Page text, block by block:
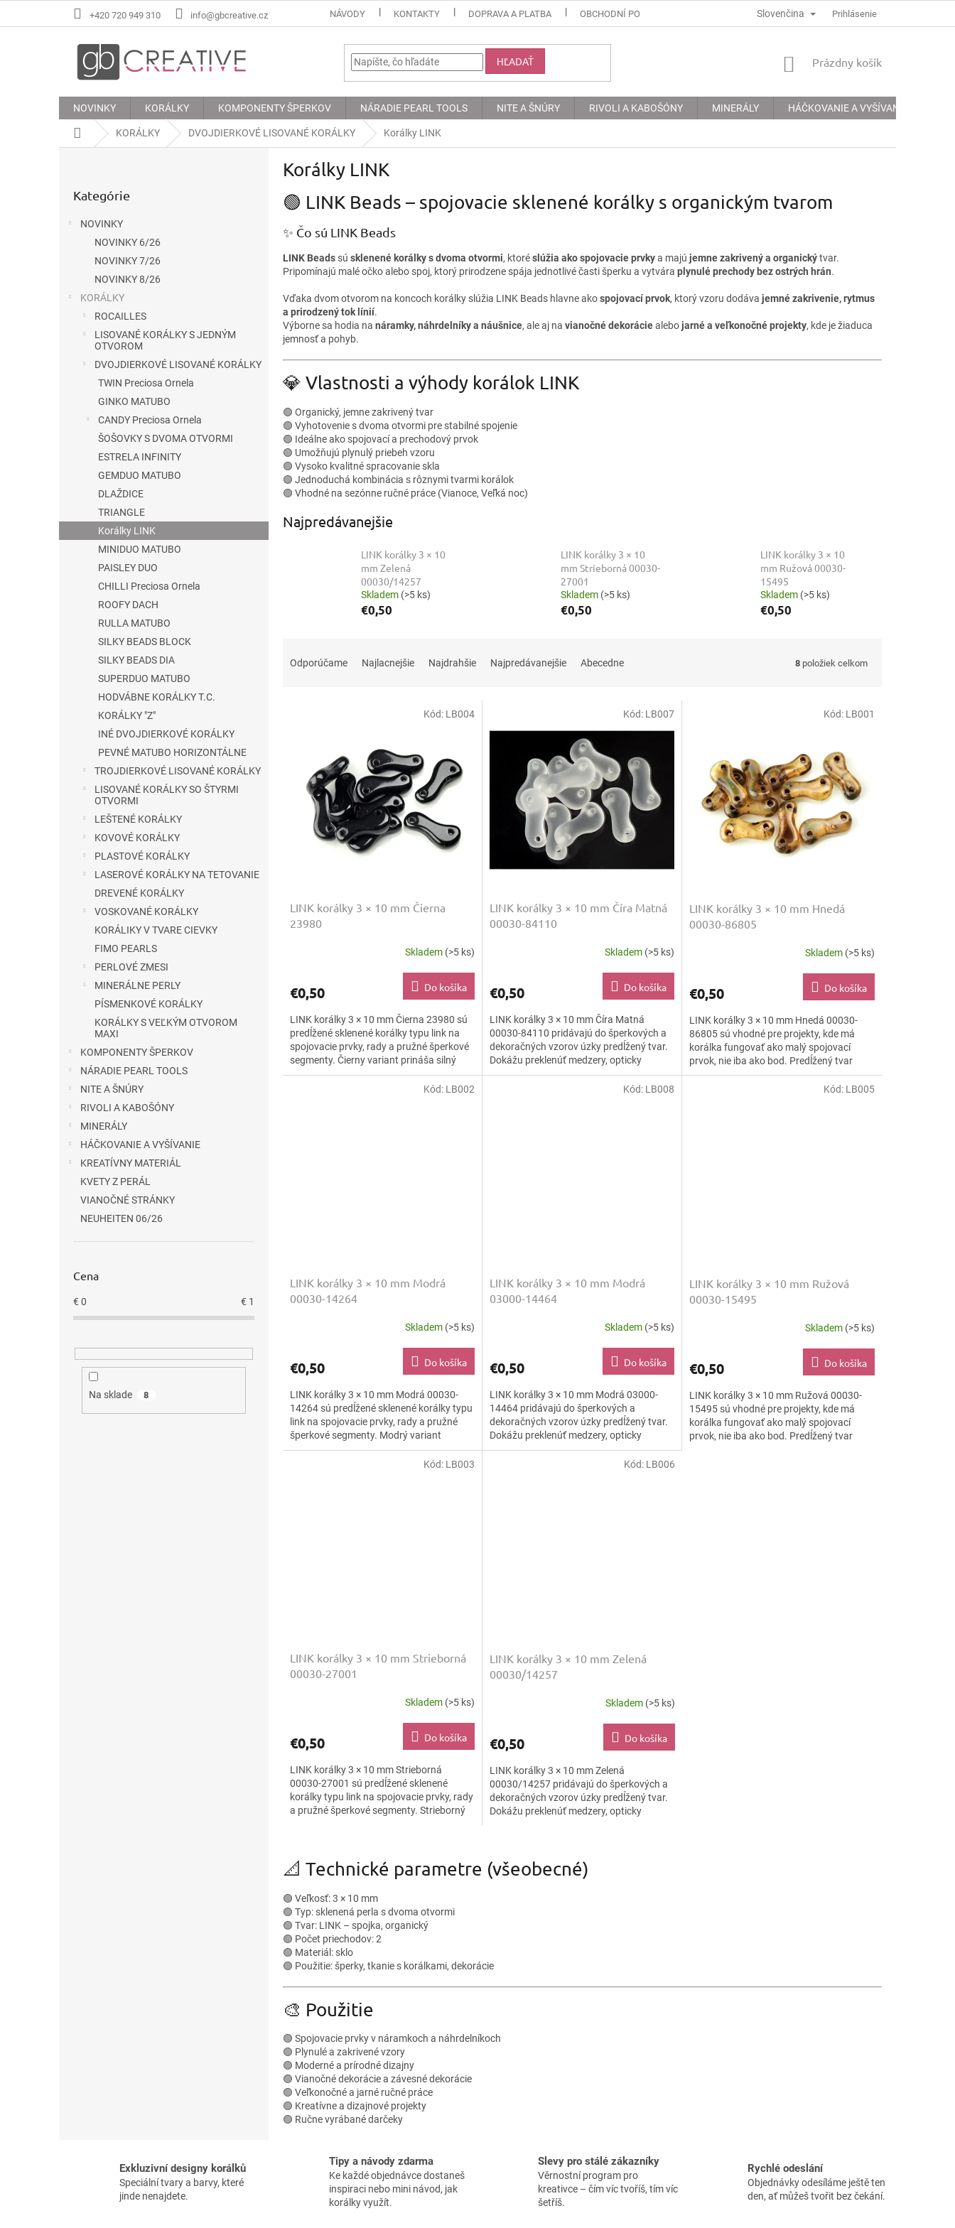
+420 720 949 310 info@gbcreative.cz NÁVODY KONTAKTY DOPRAVA A PLATBA OBCHODNÍ PODMÍNKY PODMÍNKY OCHRANY OSOBNÍCH ÚDAJŮ
Slovenčina Prihlásenie
HĽADAŤ
NÁKUPNÝ
Prázdny košík
NOVINKY KORÁLKY KOMPONENTY ŠPERKOV NÁRADIE PEARL TOOLS NITE A ŠNÚRY RIVOLI A KABOŠÓNY MINERÁLY HÁČKOVANIE A VYŠÍVANIE
DomovKORÁLKY DVOJDIERKOVÉ LISOVANÉ KORÁLKY Korálky LINK
kategórie
Kategórie
NOVINKY
NOVINKY 6/26
NOVINKY 7/26
NOVINKY 8/26
KORÁLKY
ROCAILLES
LISOVANÉ KORÁLKY S JEDNÝM
OTVOROM
DVOJDIERKOVÉ LISOVANÉ KORÁLKY
TWIN Preciosa Ornela
GINKO MATUBO
CANDY Preciosa Ornela
ŠOŠOVKY S DVOMA OTVORMI
ESTRELA INFINITY
GEMDUO MATUBO
DLAŽDICE
TRIANGLE
Korálky LINK
MINIDUO MATUBO
PAISLEY DUO
CHILLI Preciosa Ornela
ROOFY DACH
RULLA MATUBO
SILKY BEADS BLOCK
SILKY BEADS DIA
SUPERDUO MATUBO
HODVÁBNE KORÁLKY T.C.
KORÁLKY "Z"
INÉ DVOJDIERKOVÉ KORÁLKY
PEVNÉ MATUBO HORIZONTÁLNE
TROJDIERKOVÉ LISOVANÉ KORÁLKY
LISOVANÉ KORÁLKY SO ŠTYRMI
OTVORMI
LEŠTENÉ KORÁLKY
KOVOVÉ KORÁLKY
PLASTOVÉ KORÁLKY
LASEROVÉ KORÁLKY NA TETOVANIE
DREVENÉ KORÁLKY
VOSKOVANÉ KORÁLKY
KORÁLIKY V TVARE CIEVKY
FIMO PEARLS
PERLOVÉ ZMESI
MINERÁLNE PERLY
PÍSMENKOVÉ KORÁLKY
KORÁLKY S VEĽKÝM OTVOROM
MAXI
KOMPONENTY ŠPERKOV
NÁRADIE PEARL TOOLS
NITE A ŠNÚRY
RIVOLI A KABOŠÓNY
MINERÁLY
HÁČKOVANIE A VYŠÍVANIE
KREATÍVNY MATERIÁL
KVETY Z PERÁL
VIANOČNÉ STRÁNKY
NEUHEITEN 06/26
Cena
€ 0 € 1
Na sklade 8
Korálky LINK
🟢 LINK Beads – spojovacie sklenené korálky s organickým tvarom
✨ Čo sú LINK Beads
LINK Beads sú sklenené korálky s dvoma otvormi, ktoréslúžia ako spojovacie prvkya majú jemne zakrivený a organickýtvar.
Pripomínajú malé očko alebo spoj, ktorý prirodzene spája jednotlivé časti šperku a vytvára plynulé prechody bez ostrých hrán.
Vďaka dvom otvorom na koncoch korálky slúžia LINK Beads hlavne akospojovací prvok, ktorý vzoru dodáva jemné zakrivenie, rytmus
a prirodzený tok línií.
Výborne sa hodia na náramky, náhrdelníky a náušnice, ale aj na vianočné dekoráciealebojarné a veľkonočné projekty, kde je žiaduca
jemnosť a pohyb.
💎 Vlastnosti a výhody korálok LINK
🟢 Organický, jemne zakrivený tvar
🟢 Vyhotovenie s dvoma otvormi pre stabilné spojenie
🟢 Ideálne ako spojovací a prechodový prvok
🟢 Umožňujú plynulý priebeh vzoru
🟢 Vysoko kvalitné spracovanie skla
🟢 Jednoduchá kombinácia s rôznymi tvarmi korálok
🟢 Vhodné na sezónne ručné práce (Vianoce, Veľká noc)
Najpredávanejšie
LINK korálky 3 × 10
mm Zelená
00030/14257
Skladem (>5 ks)
€0,50
LINK korálky 3 × 10
mm Strieborná 00030-
27001
Skladem (>5 ks)
€0,50
LINK korálky 3 × 10
mm Ružová 00030-
15495
Skladem (>5 ks)
€0,50
Odporúčame Najlacnejšie Najdrahšie Najpredávanejšie Abecedne 8 položiek celkom
LINK korálky 3 × 10 mm Čierna
23980
Skladem (>5 ks)
€0,50 Do košíka
LINK korálky 3 × 10 mm Čierna 23980 sú
predĺžené sklenené korálky typu link na
spojovacie prvky, rady a pružné šperkové
segmenty. Čierny variant prináša silný
kontrast a čisté...
Kód: LB004
LINK korálky 3 × 10 mm Číra Matná
00030-84110
Skladem (>5 ks)
€0,50 Do košíka
LINK korálky 3 × 10 mm Číra Matná
00030-84110 pridávajú do šperkových a
dekoračných vzorov úzky predĺžený tvar.
Dokážu preklenúť medzery, opticky
predĺžiť rady a vytvoriť drobné...
Kód: LB007
LINK korálky 3 × 10 mm Hnedá
00030-86805
Skladem (>5 ks)
€0,50 Do košíka
LINK korálky 3 × 10 mm Hnedá 00030-
86805 sú vhodné pre projekty, kde má
korálka fungovať ako malý spojovací
prvok, nie iba ako bod. Predĺžený tvar
podporuje jasný smer, jemné...
Kód: LB001
LINK korálky 3 × 10 mm Modrá
00030-14264
Skladem (>5 ks)
€0,50 Do košíka
LINK korálky 3 × 10 mm Modrá 00030-
14264 sú predĺžené sklenené korálky typu
link na spojovacie prvky, rady a pružné
šperkové segmenty. Modrý variant
prináša chladnú sviežosť a...
Kód: LB002
LINK korálky 3 × 10 mm Modrá
03000-14464
Skladem (>5 ks)
€0,50 Do košíka
LINK korálky 3 × 10 mm Modrá 03000-
14464 pridávajú do šperkových a
dekoračných vzorov úzky predĺžený tvar.
Dokážu preklenúť medzery, opticky
predĺžiť rady a vytvoriť drobné...
Kód: LB008
LINK korálky 3 × 10 mm Ružová
00030-15495
Skladem (>5 ks)
€0,50 Do košíka
LINK korálky 3 × 10 mm Ružová 00030-
15495 sú vhodné pre projekty, kde má
korálka fungovať ako malý spojovací
prvok, nie iba ako bod. Predĺžený tvar
Kód: LB005
LINK korálky 3 × 10 mm Strieborná
00030-27001
Skladem (>5 ks)
€0,50 Do košíka
LINK korálky 3 × 10 mm Strieborná
00030-27001 sú predĺžené sklenené
korálky typu link na spojovacie prvky, rady
a pružné šperkové segmenty. Strieborný
Kód: LB003
LINK korálky 3 × 10 mm Zelená
00030/14257
Skladem (>5 ks)
€0,50 Do košíka
LINK korálky 3 × 10 mm Zelená
00030/14257 pridávajú do šperkových a
dekoračných vzorov úzky predĺžený tvar.
Dokážu preklenúť medzery, opticky
Kód: LB006
v
l
📐 Technické parametre (všeobecné)
🟢 Veľkosť: 3 × 10 mm
🟢 Typ: sklenená perla s dvoma otvormi
🟢 Tvar: LINK – spojka, organický
🟢 Počet priechodov: 2
🟢 Materiál: sklo
🟢 Použitie: šperky, tkanie s korálkami, dekorácie
🎨 Použitie
🟢 Spojovacie prvky v náramkoch a náhrdelníkoch
🟢 Plynulé a zakrivené vzory
🟢 Moderné a prírodné dizajny
🟢 Vianočné dekorácie a závesné dekorácie
🟢 Veľkonočné a jarné ručné práce
🟢 Kreatívne a dizajnové projekty
🟢 Ručne vyrábané darčeky
Exkluzivní designy korálků
Speciální tvary a barvy, které
jinde nenajdete.
Tipy a návody zdarma
Ke každé objednávce dostaneš
inspiraci nebo mini návod, jak
korálky využít.
Slevy pro stálé zákazníky
Věrnostní program pro
kreativce – čím víc tvoříš, tím víc
šetříš.
Rychlé odeslání
Objednávky odesíláme ještě ten
den, ať můžeš tvořit bez čekání.